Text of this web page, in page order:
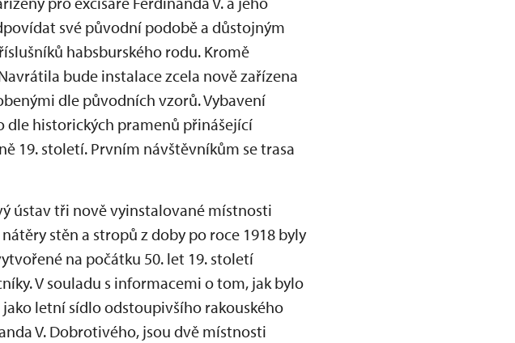
své původní podobě a důstojným
habsburského rodu. Kromě
bude instalace zcela nově zařízena
dle původních vzorů. Vybavení
historických pramenů přinášející
19. století. Prvním návštěvníkům se trasa
ústav tři nově vyinstalované místnosti
stěn a stropů z doby po roce 1918 byly
na počátku 50. let 19. století
V souladu s informacemi o tom, jak bylo
letní sídlo odstoupivšího rakouského
V. Dobrotivého, jsou dvě místnosti